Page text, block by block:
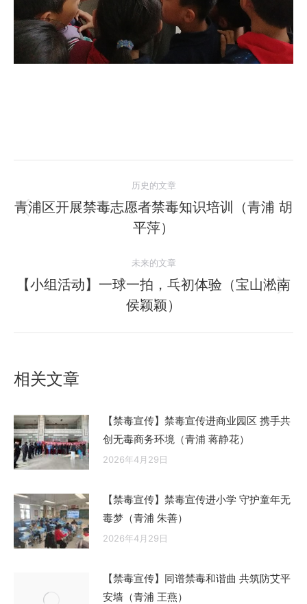
章
历史的文章
历
史
章：
青浦区开展禁毒志愿者禁毒知识培训（青浦 胡
平萍）
未来的文章
未
来
的
【小组活动】一球一拍，乓初体验（宝山淞南
侯颖颖）
相关文章
【禁毒宣传】禁毒宣传进商业园区 携手共
创无毒商务环境（青浦 蒋静花）
2026年4月29日
【禁毒宣传】禁毒宣传进小学 守护童年无
毒梦（青浦 朱善）
2026年4月29日
【禁毒宣传】同谱禁毒和谐曲 共筑防艾平
安墙（青浦 王燕）